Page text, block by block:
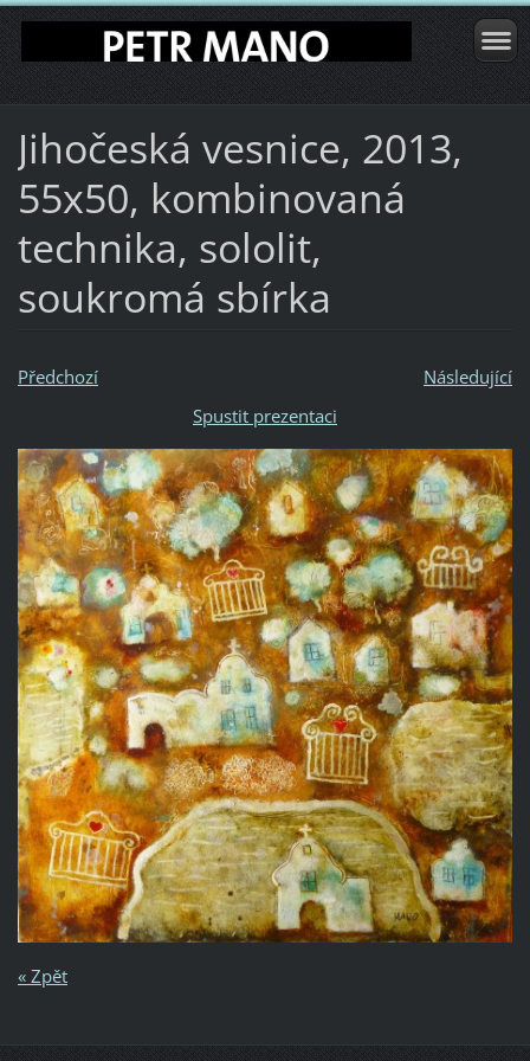
Jihočeská vesnice, 2013,
55x50, kombinovaná
technika, sololit,
soukromá sbírka
Předchozí
Následující
Spustit prezentaci
« Zpět